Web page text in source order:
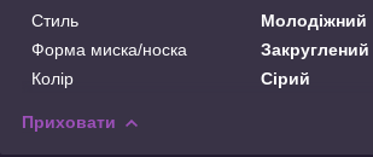
Стиль
Молодіжний
Форма миска/носка
Закруглений
Колір
Сірий
Приховати